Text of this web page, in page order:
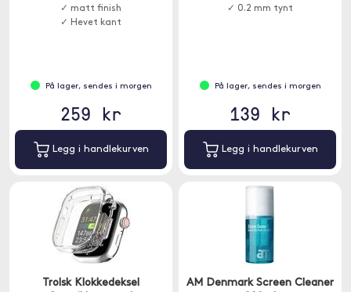
✓ matt finish
✓ Hevet kant
På lager, sendes i morgen
259 kr
Legg i handlekurven
✓ 0.2 mm tynt
På lager, sendes i morgen
139 kr
Legg i handlekurven
Trolsk Klokkedeksel
AM Denmark Screen Cleaner